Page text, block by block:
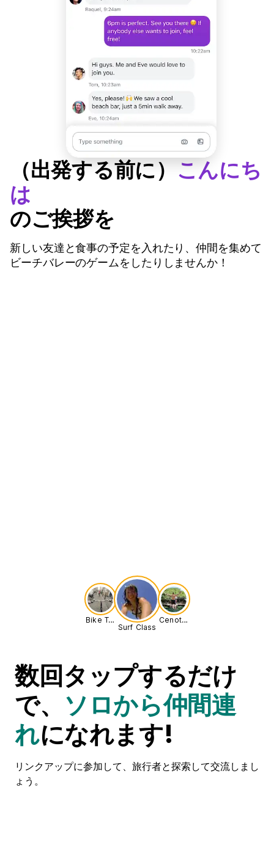
（出発する前に）こんにち
は
のご挨拶を
新しい友達と食事の予定を入れたり、仲間を集めて
ビーチバレーのゲームをしたりしませんか！
Bike Tour
Surf Class
Cenote Adventure
数回タップするだけ
で、 ソロから仲間連
れになれます!
リンクアップに参加して、旅行者と探索して交流しまし
ょう。